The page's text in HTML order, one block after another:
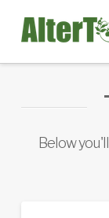
Below